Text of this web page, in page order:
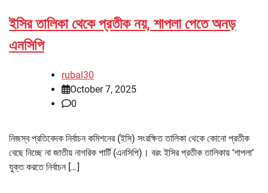
ইসির তালিকা থেকে প্রতীক নয়, শাপলা পেতে অনড়
এনসিপি
rubal30
October 7, 2025
0
নিজস্ব প্রতিবেদক নির্বাচন কমিশনের (ইসি) সংরক্ষিত তালিকা থেকে কোনো প্রতীক
বেছে নিচ্ছে না জাতীয় নাগরিক পার্টি (এনসিপি)। বরং ইসির প্রতীক তালিকায় ‘শাপলা’
যুক্ত করতে নির্বাচন […]